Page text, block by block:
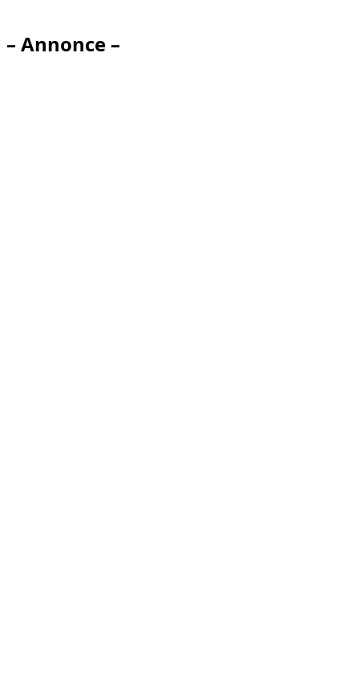
– Annonce –